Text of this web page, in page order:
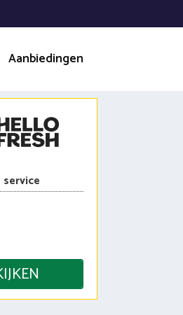
Aanbiedingen